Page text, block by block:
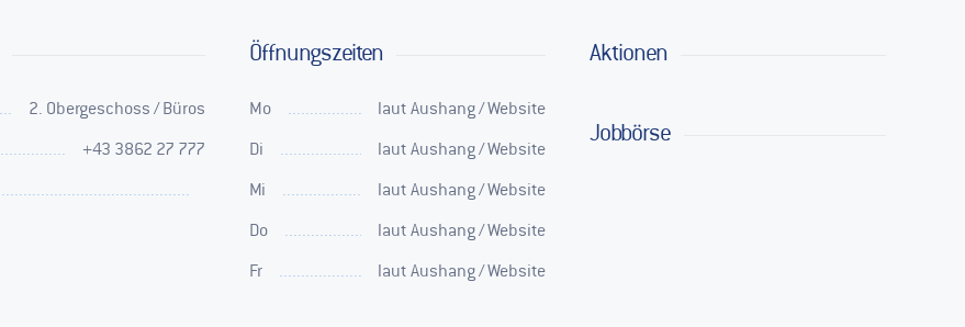
2. Obergeschoss / Büros
+43 3862 27 777
Öffnungszeiten
Mo laut Aushang / Website
Di laut Aushang / Website
Mi laut Aushang / Website
Do laut Aushang / Website
Fr laut Aushang / Website
Aktionen
Jobbörse